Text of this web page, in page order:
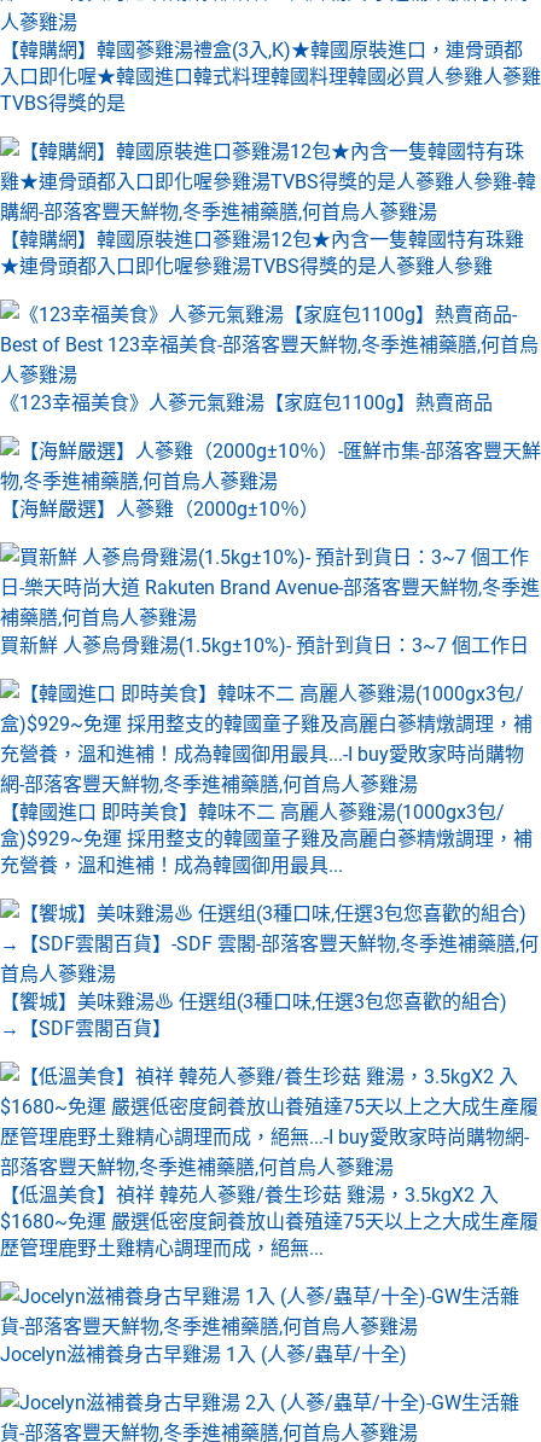
【韓購網】韓國蔘雞湯禮盒(3入,K)★韓國原裝進口，連骨頭都
入口即化喔★韓國進口韓式料理韓國料理韓國必買人參雞人蔘雞
TVBS得獎的是
【韓購網】韓國原裝進口蔘雞湯12包★內含一隻韓國特有珠雞
★連骨頭都入口即化喔參雞湯TVBS得獎的是人蔘雞人參雞
《123幸福美食》人蔘元氣雞湯【家庭包1100g】熱賣商品
【海鮮嚴選】人蔘雞（2000g±10％）
買新鮮 人蔘烏骨雞湯(1.5kg±10%)- 預計到貨日：3~7 個工作日
【韓國進口 即時美食】韓味不二 高麗人蔘雞湯(1000gx3包/
盒)$929~免運 採用整支的韓國童子雞及高麗白蔘精燉調理，補
充營養，溫和進補！成為韓國御用最具...
【饗城】美味雞湯♨ 任選组(3種口味,任選3包您喜歡的組合)
→【SDF雲閣百貨】
【低溫美食】禎祥 韓苑人蔘雞/養生珍菇 雞湯，3.5kgX2 入
$1680~免運 嚴選低密度飼養放山養殖達75天以上之大成生產履
歷管理鹿野土雞精心調理而成，絕無...
Jocelyn滋補養身古早雞湯 1入 (人蔘/蟲草/十全)